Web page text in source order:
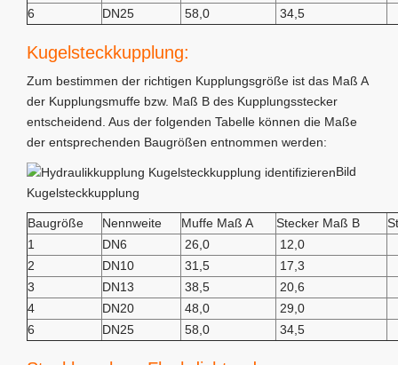
6
DN25 58,0 34,5
Kugelsteckkupplung:
Zum bestimmen der richtigen Kupplungsgröße ist das Maß A
der Kupplungsmuffe bzw. Maß B des Kupplungsstecker
entscheidend. Aus der folgenden Tabelle können die Maße
der entsprechenden Baugrößen entnommen werden:
Bild
Kugelsteckkupplung
Baugröße Nennweite Muffe Maß A Stecker Maß B
1
DN6 26,0
12,0
2
DN10 31,5
17,3
3
DN13 38,5
20,6
4
DN20 48,0
29,0
6
DN25 58,0 34,5